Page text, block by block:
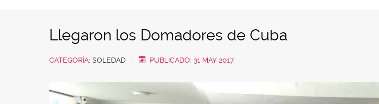
Llegaron los Domadores de Cuba
CATEGORÍA: SOLEDAD PUBLICADO: 31 MAY 2017